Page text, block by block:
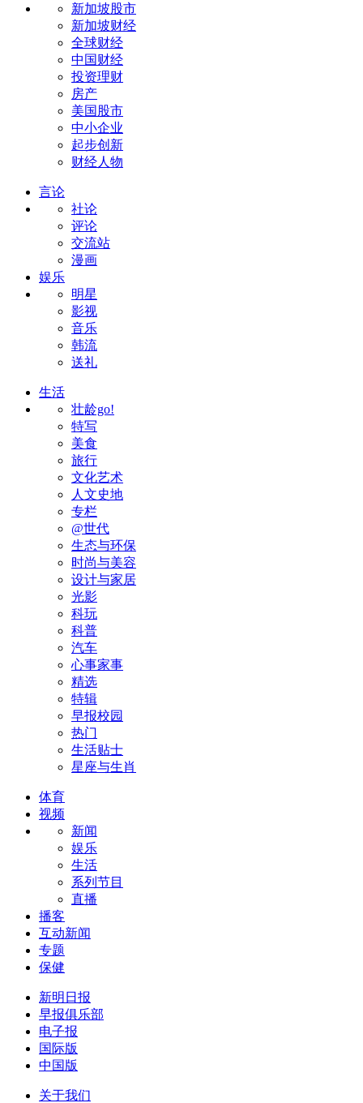
新加坡股市
新加坡财经
全球财经
中国财经
投资理财
房产
美国股市
中小企业
起步创新
财经人物
言论
社论
评论
交流站
漫画
娱乐
明星
影视
音乐
韩流
送礼
生活
壮龄go!
特写
美食
旅行
文化艺术
人文史地
专栏
@世代
生态与环保
时尚与美容
设计与家居
光影
科玩
科普
汽车
心事家事
精选
特辑
早报校园
热门
生活贴士
星座与生肖
体育
视频
新闻
娱乐
生活
系列节目
直播
播客
互动新闻
专题
保健
新明日报
早报俱乐部
电子报
国际版
中国版
关于我们